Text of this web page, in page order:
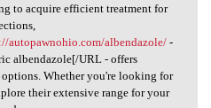
to acquire efficient treatment for
autopawnohio.com/albendazole/-
albendazole[/URL - offers
Whether you're looking for
their extensive range for your